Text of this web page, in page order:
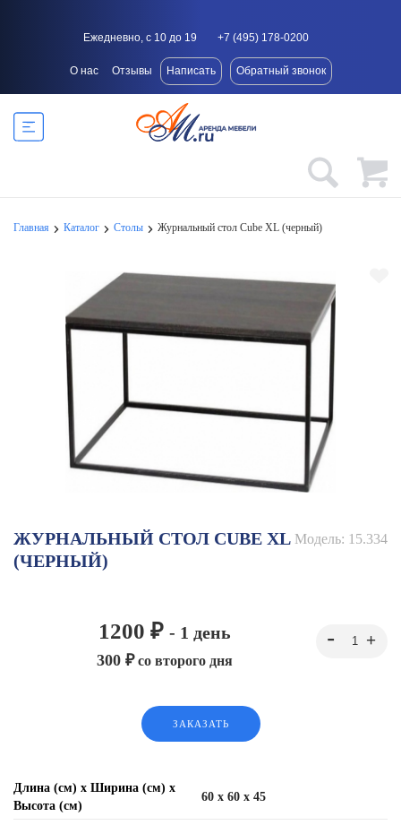
Ежедневно, с 10 до 19 +7 (495) 178-0200
О нас Отзывы Написать Обратный звонок
Главная Каталог Столы Журнальный стол Cube XL (черный)
Модель: 15.334
ЖУРНАЛЬНЫЙ СТОЛ CUBE XL
(ЧЕРНЫЙ)
1200 ₽ - 1 день
300 ₽со второго дня
ЗАКАЗАТЬ
Длина (см) х Ширина (см) х
Высота (см)
60 x 60 x 45